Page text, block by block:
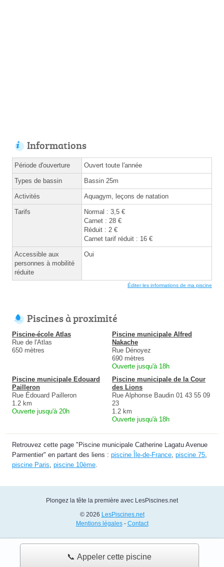
📞 Appeler cette piscine
Informations
Période d'ouverture Ouvert toute l'année
Types de bassin Bassin 25m
Activités Aquagym, leçons de natation
Tarifs
Normal : 3,5 €
Carnet : 28 €
Réduit : 2 €
Carnet tarif réduit : 16 €
Accessible aux
personnes à mobilité
réduite
Oui
Éditer les informations de ma piscine
Piscines à proximité
Piscine-école Atlas
Rue de l'Atlas
650 mètres
Piscine municipale Alfred
Nakache
Rue Dénoyez
690 mètres
Ouverte jusqu'à 18h
Piscine municipale Edouard
Pailleron
Rue Édouard Pailleron
1.2 km
Ouverte jusqu'à 20h
Piscine municipale de la Cour
des Lions
Rue Alphonse Baudin 01 43 55 09
23
1.2 km
Ouverte jusqu'à 18h
Retrouvez cette page "Piscine municipale Catherine Lagatu Avenue
Parmentier" en partant des liens : piscine Île-de-France piscine 75
piscine Paris piscine 10ème
Plongez la tête la première avec LesPiscines.net
© 2026 LesPiscines.net
Mentions légales- Contact